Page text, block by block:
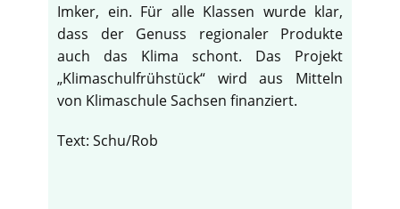
Imker, ein. Für alle Klassen wurde klar,
dass der Genuss regionaler Produkte
auch das Klima schont. Das Projekt
„Klimaschulfrühstück“ wird aus Mitteln
von Klimaschule Sachsen finanziert.
Text: Schu/Rob